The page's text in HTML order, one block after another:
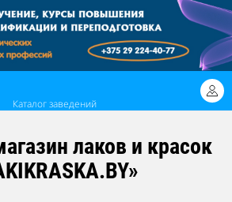
Каталог заведений
лаков и красок